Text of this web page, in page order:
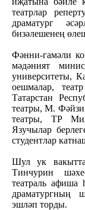
театрлар
драматург
бизәлешенең
Фәнни-гамәли
мәдәният
университеты,
оешмалар,
Татарстан
театры, М. Фәйзи
театры, ТР
Язучылар
студентлар
Шул ук
Тинчурин
театраль афиша
драматургның
эшләп торды.